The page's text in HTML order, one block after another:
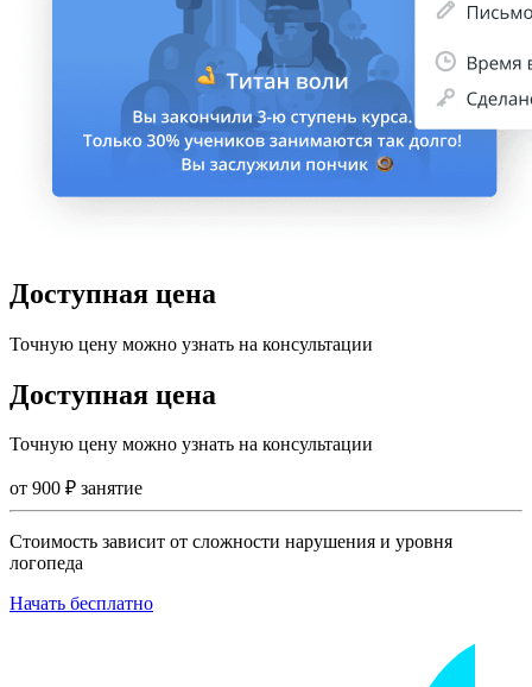
Доступная цена
Точную цену можно узнать на консультации
Доступная цена
Точную цену можно узнать на консультации
от 900 ₽ занятие
Стоимость зависит от сложности нарушения и уровня
логопеда
Начать бесплатно